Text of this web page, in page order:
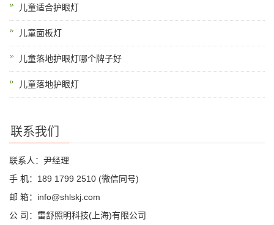
儿童适合护眼灯
儿童面板灯
儿童落地护眼灯哪个牌子好
儿童落地护眼灯
联系我们
联系人：尹经理
手 机：189 1799 2510 (微信同号)
邮 箱：info@shlskj.com
公 司：雷舒照明科技(上海)有限公司